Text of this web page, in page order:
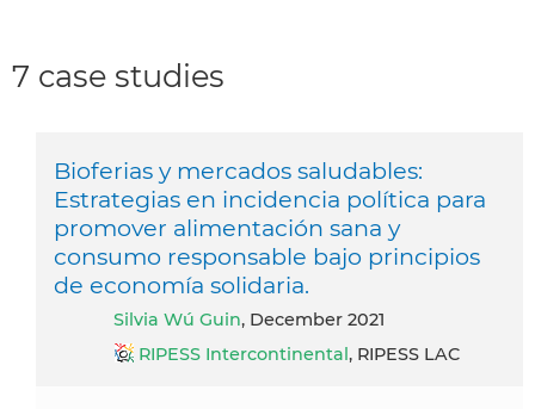
7 case studies
Bioferias y mercados saludables:
Estrategias en incidencia política para
promover alimentación sana y
consumo responsable bajo principios
de economía solidaria.
Silvia Wú Guin, December 2021
RIPESS Intercontinental, RIPESS LAC